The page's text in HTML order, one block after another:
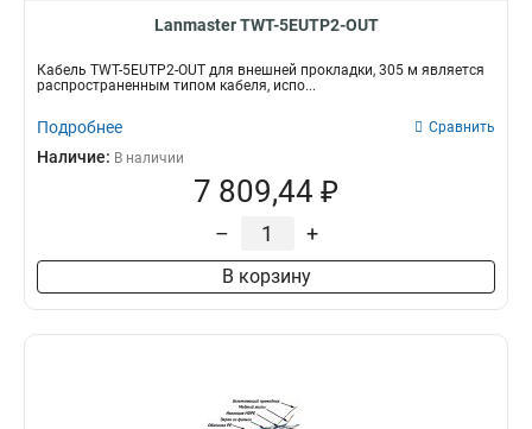
оранжевый 4
Lanmaster TWT-5EUTP2-OUT
Кабель TWT-5EUTP2-OUT для внешней прокладки, 305 м является
распространенным типом кабеля, испо...
Подробнее Сравнить
Наличие: В наличии
7 809,44 ₽
– +
В корзину